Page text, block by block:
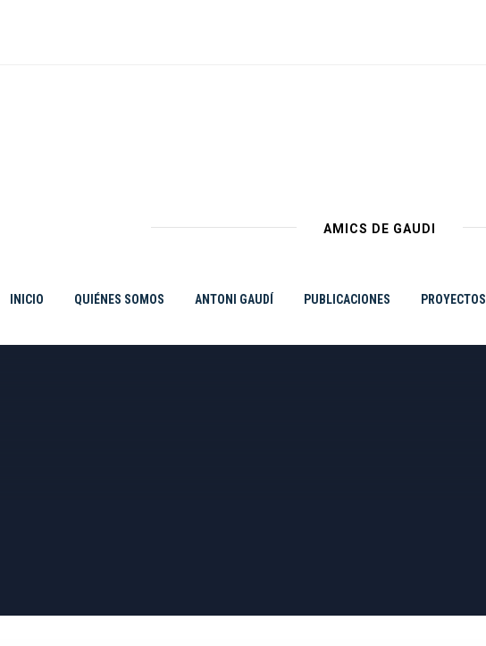
AMICS DE GAUDI
INICIO QUIÉNES SOMOS ANTONI GAUDÍ PUBLICACIONES PROYECTOS